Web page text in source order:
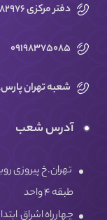
دفتر مرکزی 02177482976
09198375085
شعبه تهران پارس02177733558
آدرس شعب
طبقه ۴ واحد